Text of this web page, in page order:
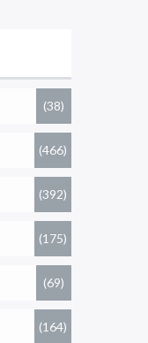
(38)
(466)
(392)
(175)
(69)
(164)